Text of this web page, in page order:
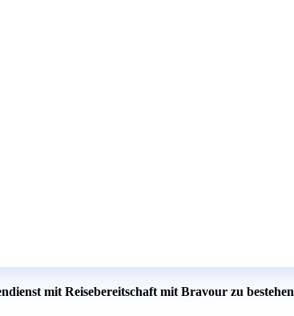
mit Reisebereitschaft mit Bravour zu bestehen